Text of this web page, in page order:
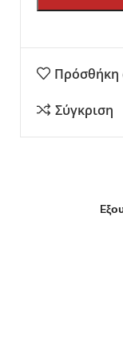
Πρόσθήκη
Σύγκριση